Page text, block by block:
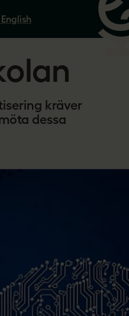
kräver
dessa